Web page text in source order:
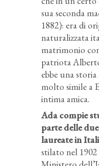
sua seconda
1882): era di
naturalizzata
matrimonio
patriota
ebbe una
molto simile a
intima amica.
Ada compie
parte delle
laureate in
stilato nel